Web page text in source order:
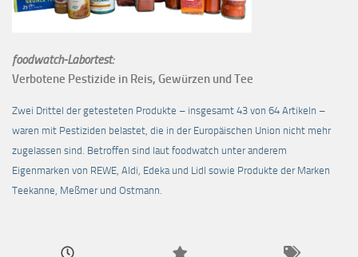
foodwatch-Labortest:
Verbotene Pestizide in Reis, Gewürzen und Tee
Zwei Drittel der getesteten Produkte – insgesamt 43 von 64 Artikeln –
waren mit Pestiziden belastet, die in der Europäischen Union nicht mehr
zugelassen sind. Betroffen sind laut foodwatch unter anderem
Eigenmarken von REWE, Aldi, Edeka und Lidl sowie Produkte der Marken
Teekanne, Meßmer und Ostmann.